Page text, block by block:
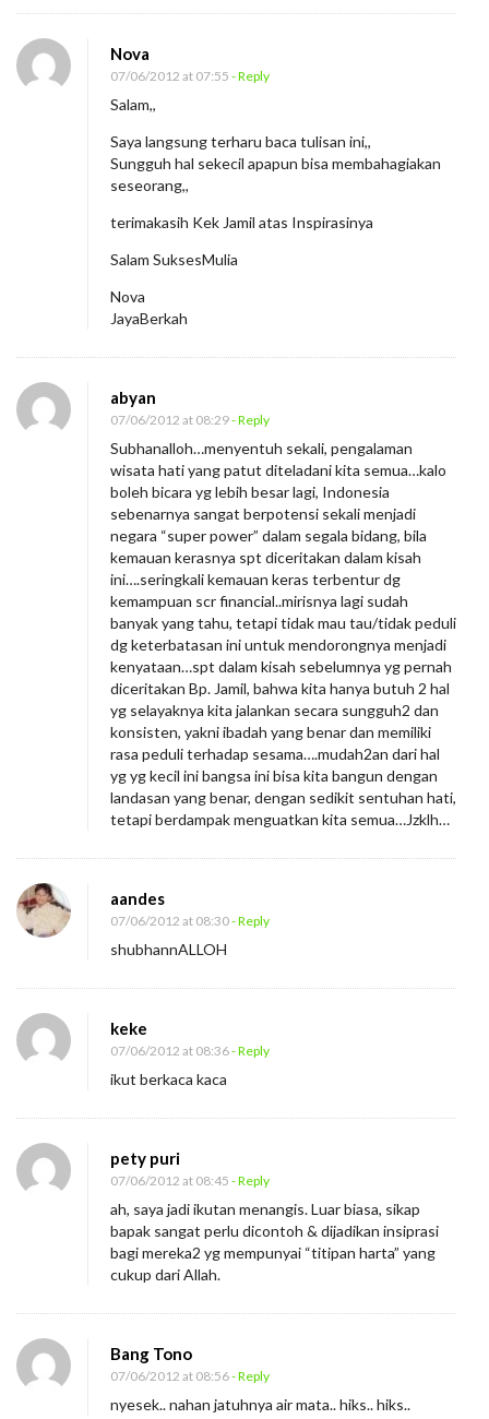
Nova
07/06/2012 at 07:55 - Reply
Salam,,
Saya langsung terharu baca tulisan ini,,
Sungguh hal sekecil apapun bisa membahagiakan
seseorang,,
terimakasih Kek Jamil atas Inspirasinya
Salam SuksesMulia
Nova
JayaBerkah
abyan
07/06/2012 at 08:29- Reply
Subhanalloh…menyentuh sekali, pengalaman
wisata hati yang patut diteladani kita semua…kalo
boleh bicara yg lebih besar lagi, Indonesia
sebenarnya sangat berpotensi sekali menjadi
negara “super power” dalam segala bidang, bila
kemauan kerasnya spt diceritakan dalam kisah
ini….seringkali kemauan keras terbentur dg
kemampuan scr financial..mirisnya lagi sudah
banyak yang tahu, tetapi tidak mau tau/tidak peduli
dg keterbatasan ini untuk mendorongnya menjadi
kenyataan…spt dalam kisah sebelumnya yg pernah
diceritakan Bp. Jamil, bahwa kita hanya butuh 2 hal
yg selayaknya kita jalankan secara sungguh2 dan
konsisten, yakni ibadah yang benar dan memiliki
rasa peduli terhadap sesama….mudah2an dari hal
yg yg kecil ini bangsa ini bisa kita bangun dengan
landasan yang benar, dengan sedikit sentuhan hati,
tetapi berdampak menguatkan kita semua…Jzklh…
aandes
07/06/2012 at 08:30- Reply
shubhannALLOH
keke
07/06/2012 at 08:36- Reply
ikut berkaca kaca
pety puri
07/06/2012 at 08:45 - Reply
ah, saya jadi ikutan menangis. Luar biasa, sikap
bapak sangat perlu dicontoh & dijadikan insiprasi
bagi mereka2 yg mempunyai “titipan harta” yang
cukup dari Allah.
Bang Tono
07/06/2012 at 08:56- Reply
nyesek.. nahan jatuhnya air mata.. hiks.. hiks..